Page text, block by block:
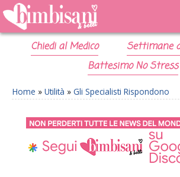
Chiedi al Medico
Settimane
Battesimo No Stress
Home » Utilità » Gli Specialisti Rispondono